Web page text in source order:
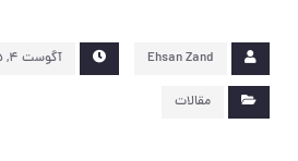
Ehsan Zand آگوست ۴, ۲۰۲۵
مقالات